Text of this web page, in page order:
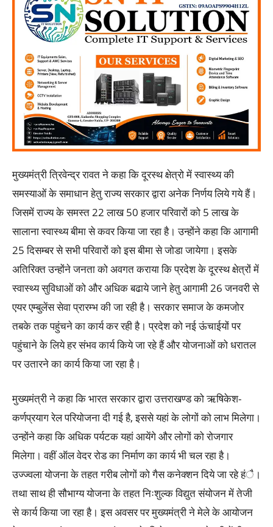
मुख्यमंत्री त्रिवेन्द्र रावत ने कहा कि दूरस्थ क्षेत्रो में स्वास्थ्य की
समस्याओं के समाधान हेतु राज्य सरकार द्वारा अनेक निर्णय लिये गये हैं।
जिसमें राज्य के समस्त 22 लाख 50 हजार परिवारों को 5 लाख के
सालाना स्वास्थ्य बीमा से कवर किया जा रहा है। उन्होंने कहा कि आगामी
25 दिसम्बर से सभी परिवारों को इस बीमा से जोडा जायेगा। इसके
अतिरिक्त उन्होंने जनता को अवगत कराया कि प्रदेश के दूरस्थ क्षेत्रों में
स्वास्थ्य सुविधाओं को और अधिक बढाये जाने हेतु आगामी 26 जनवरी से
एयर एम्बुलेंस सेवा प्रारम्भ की जा रही है। सरकार समाज के कमजोर
तबके तक पहुंचने का कार्य कर रही है। प्रदेश को नई ऊंचाईयों पर
पहुंचाने के लिये हर संभव कार्य किये जा रहे हैं और योजनाओं को धरातल
पर उतारने का कार्य किया जा रहा है।
मुख्यमंत्री ने कहा कि भारत सरकार द्वारा उत्तराखण्ड को ऋषिकेश-
कर्णप्रयाग रेल परियोजना दी गई है, इससे यहां के लोगों को लाभ मिलेगा।
उन्होंने कहा कि अधिक पर्यटक यहां आयेंगे और लोगों को रोजगार
मिलेगा। वहीं ऑल वेदर रोड का निर्माण का कार्य भी चल रहा है।
उज्ज्वला योजना के तहत गरीब लोगों को गैस कनेक्शन दिये जा रहे हंै।
तथा साथ ही सौभाग्य योजना के तहत निःशुल्क विद्युत संयोजन में तेजी
से कार्य किया जा रहा है। इस अवसर पर मुख्यमंत्री ने मेले के आयोजन